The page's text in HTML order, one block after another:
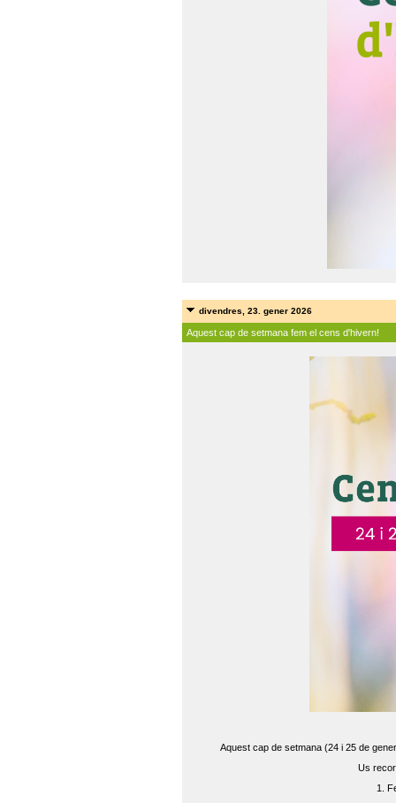
divendres, 23. gener 2026
Aquest cap de setmana fem el cens d'hivern!
Aquest cap de setmana (24 i 25 de
Us
1.